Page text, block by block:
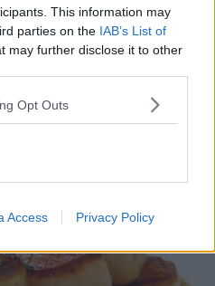
This information may
parties on the IAB’s List of
may further disclose it to other
Opt Outs
Access Privacy Policy